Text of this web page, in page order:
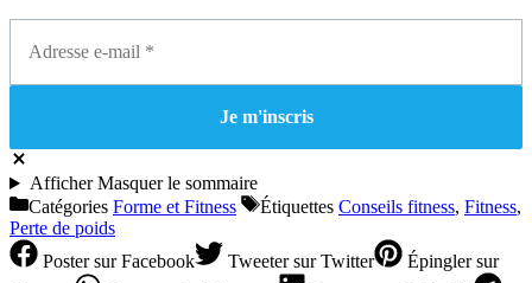
AfficherMasquerle sommaire
Catégories Forme et Fitness Étiquettes Conseils fitness, Fitness,
Perte de poids
Postersur Facebook Tweetersur Twitter Épinglersur